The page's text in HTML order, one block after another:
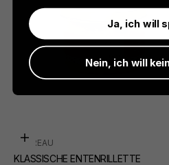
In den Warenkorb
SUDREAU
KLASSISCHE ENTENRILLETTE
Ja, ich will
Nein, ich will